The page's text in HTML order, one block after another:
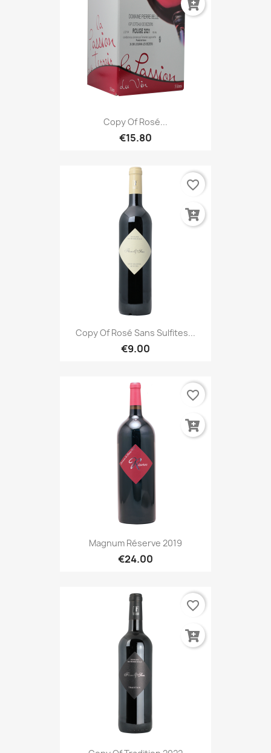
Copy Of Rosé...
€15.80
Copy Of Rosé Sans Sulfites...
€9.00
favorite_border
Magnum Réserve 2019
€24.00
favorite_border
favorite_border